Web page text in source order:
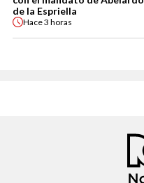
de la Espriella
Hace3 horas